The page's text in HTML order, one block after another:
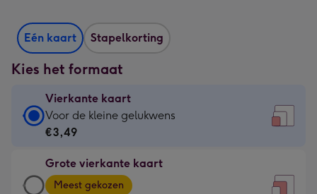
Eén kaart Stapelkorting
Kies het formaat
Vierkante kaart
Vierkante
kaart
€3,49
-
Voor de kleine gelukwens
€3,49
Grote vierkante kaart
Grote
Meest gekozen